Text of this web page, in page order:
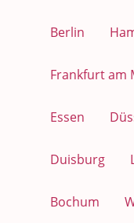
Berlin
Frankfurt am
Essen
Duisburg
Bochum